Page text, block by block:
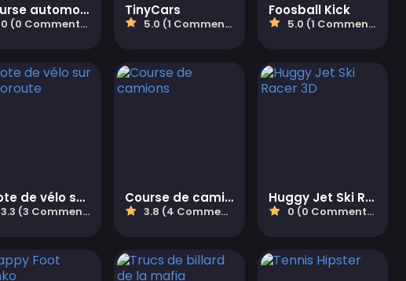
Course automobile 3D Driving Mad
0 (0 Commentaires)
TinyCars
5.0 (1 Commentaires)
Foosball Kick
5.0 (1 Commentaires)
Pilote de vélo sur l'autoroute
3.3 (3 Commentaires)
Course de camions
3.8 (4 Commentaires)
Huggy Jet Ski Racer 3D
0 (0 Commentaires)